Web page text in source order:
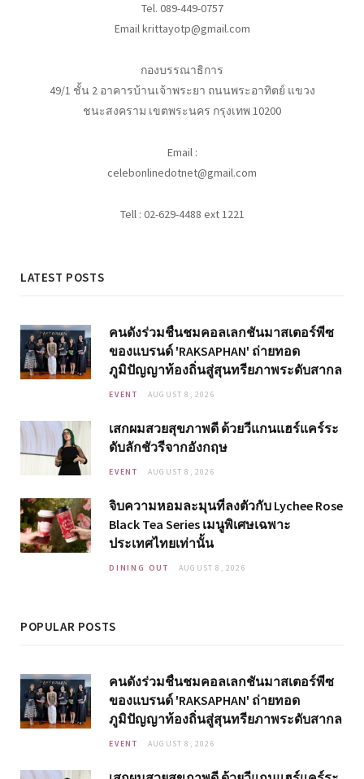
Tel. 089-449-0757
Email krittayotp@gmail.com
กองบรรณาธิการ
49/1 ชั้น 2 อาคารบ้านเจ้าพระยา ถนนพระอาทิตย์ แขวง
ชนะสงคราม เขตพระนคร กรุงเทพ 10200
Email :
celebonlinedotnet@gmail.com
Tell : 02-629-4488 ext 1221
LATEST POSTS
คนดังร่วมชื่นชมคอลเลกชันมาสเตอร์พีซ
ของแบรนด์ 'RAKSAPHAN' ถ่ายทอด
ภูมิปัญญาท้องถิ่นสู่สุนทรียภาพระดับสากล
EVENT AUGUST 8, 2026
เสกผมสวยสุขภาพดี ด้วยวีแกนแฮร์แคร์ระ
ดับลักชัวรีจากอังกฤษ
EVENT AUGUST 8, 2026
จิบความหอมละมุนที่ลงตัวกับ Lychee Rose
Black Tea Series เมนูพิเศษเฉพาะ
ประเทศไทยเท่านั้น
DINING OUT AUGUST 8, 2026
POPULAR POSTS
คนดังร่วมชื่นชมคอลเลกชันมาสเตอร์พีซ
ของแบรนด์ 'RAKSAPHAN' ถ่ายทอด
ภูมิปัญญาท้องถิ่นสู่สุนทรียภาพระดับสากล
EVENT AUGUST 8, 2026